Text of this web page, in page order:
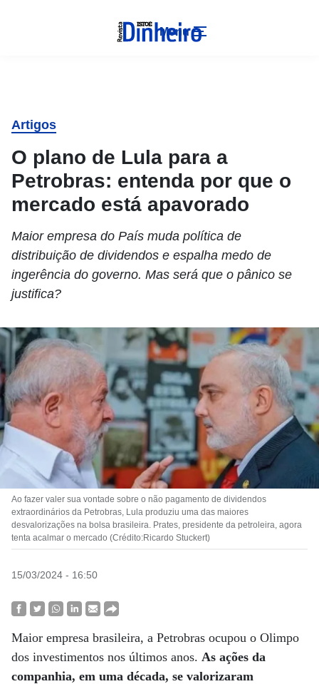
Menu
Artigos
O plano de Lula para a
Petrobras: entenda por que o
mercado está apavorado
Maior empresa do País muda política de
distribuição de dividendos e espalha medo de
ingerência do governo. Mas será que o pânico se
justifica?
Ao fazer valer sua vontade sobre o não pagamento de dividendos
extraordinários da Petrobras, Lula produziu uma das maiores
desvalorizações na bolsa brasileira. Prates, presidente da petroleira, agora
tenta acalmar o mercado (Crédito:Ricardo Stuckert)
15/03/2024 - 16:50
Maior empresa brasileira, a Petrobras ocupou o Olimpo
dos investimentos nos últimos anos. As ações da
companhia, em uma década, se valorizaram